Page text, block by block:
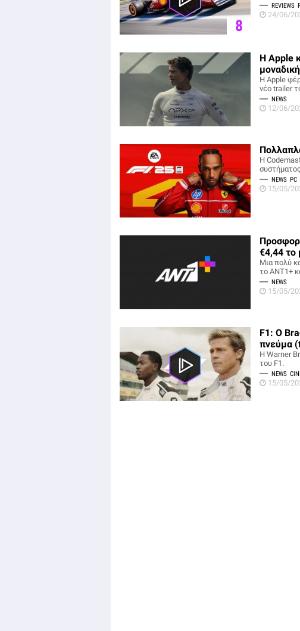
8
REVIEWS
24/06/
Η Apple
Η Apple
νέο trailer
NEWS
12/06/
H
NEWS PC
15/05/
€4,44 το
Μια πολύ
το ΑΝΤ1+
NEWS
15/05/
F1: Ο
πνεύμα
Η Warner
του F1.
NEWS
15/05/